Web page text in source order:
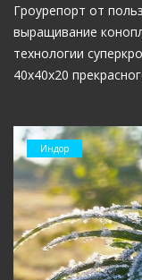
Гроурепорт от
выращивание
технологии
40x40x20
Индор